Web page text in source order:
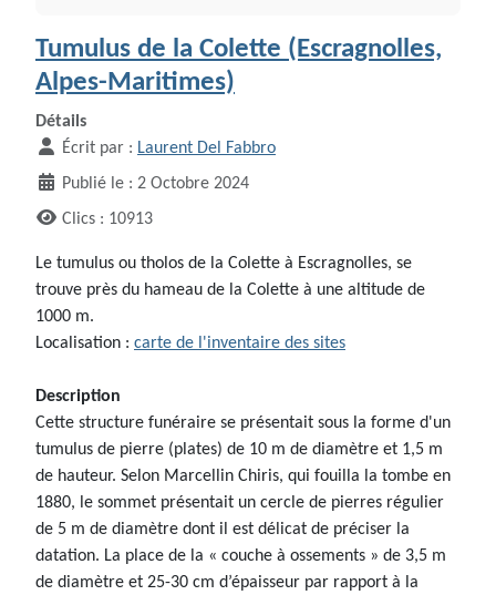
Tumulus de la Colette (Escragnolles,
Alpes-Maritimes)
Détails
Écrit par : Laurent Del Fabbro
Publié le : 2 Octobre 2024
Clics : 10913
Le tumulus ou tholos de la Colette à Escragnolles, se
trouve près du hameau de la Colette à une altitude de
1000 m.
Localisation : carte de l'inventaire des sites
Description
Cette structure funéraire se présentait sous la forme d'un
tumulus de pierre (plates) de 10 m de diamètre et 1,5 m
de hauteur. Selon Marcellin Chiris, qui fouilla la tombe en
1880, le sommet présentait un cercle de pierres régulier
de 5 m de diamètre dont il est délicat de préciser la
datation. La place de la « couche à ossements » de 3,5 m
de diamètre et 25-30 cm d’épaisseur par rapport à la